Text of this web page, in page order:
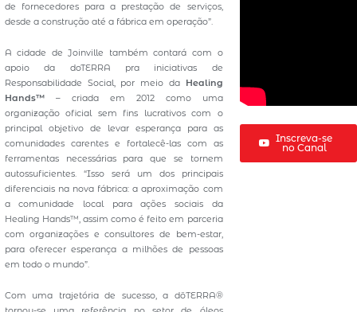
de fornecedores para a prestação de serviços,
desde a construção até a fábrica em operação”.
A cidade de Joinville também contará com o
apoio da doTERRA pra iniciativas de
Responsabilidade Social, por meio da Healing
Hands™– criada em 2012 como uma
organização oficial sem fins lucrativos com o
principal objetivo de levar esperança para as
comunidades carentes e fortalecê-las com as
ferramentas necessárias para que se tornem
autossuficientes. “Isso será um dos principais
diferenciais na nova fábrica: a aproximação com
a comunidade local para ações sociais da
Healing Hands™, assim como é feito em parceria
com organizações e consultores de bem-estar,
para oferecer esperança a milhões de pessoas
em todo o mundo”.
Com uma trajetória de sucesso, a dōTERRA®
Inscreva-se
no Canal